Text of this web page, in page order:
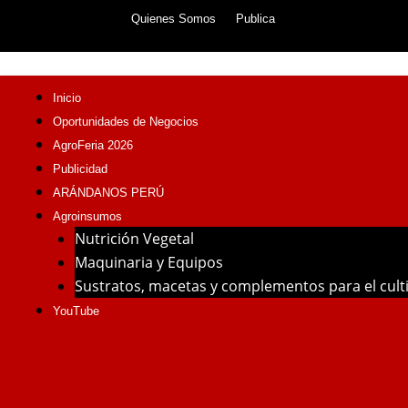
content
Quienes Somos Publica
Inicio
Oportunidades de Negocios
AgroFeria 2026
Publicidad
ARÁNDANOS PERÚ
Agroinsumos
Nutrición Vegetal
Maquinaria y Equipos
Sustratos, macetas y complementos para el
YouTube